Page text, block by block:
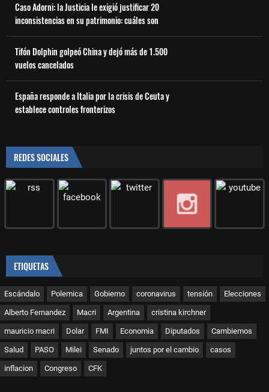
Caso Adorni: la Justicia le exigió justificar 20
inconsistencias en su patrimonio: cuáles son
Tifón Dolphin golpeó China y dejó más de 1.500
vuelos cancelados
España responde a Italia por la crisis de Ceuta y
establece controles fronterizos
REDES SOCIALES
ETIQUETAS
Escándalo Polemica Gobierno coronavirus tensión Elecciones
Alberto Fernandez Macri Argentina cristina kirchner
mauricio macri Dolar FMI Economia Diputados Cambiemos
Salud PASO Milei Senado juntos por el cambio casos
inflacion Congreso CFK